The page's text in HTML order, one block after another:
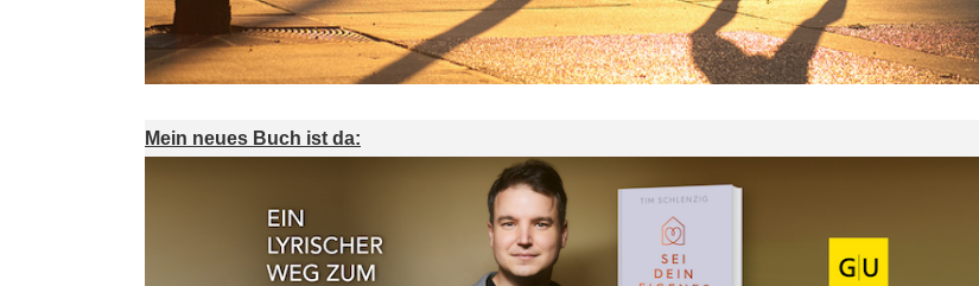
Mein neues Buch ist da: